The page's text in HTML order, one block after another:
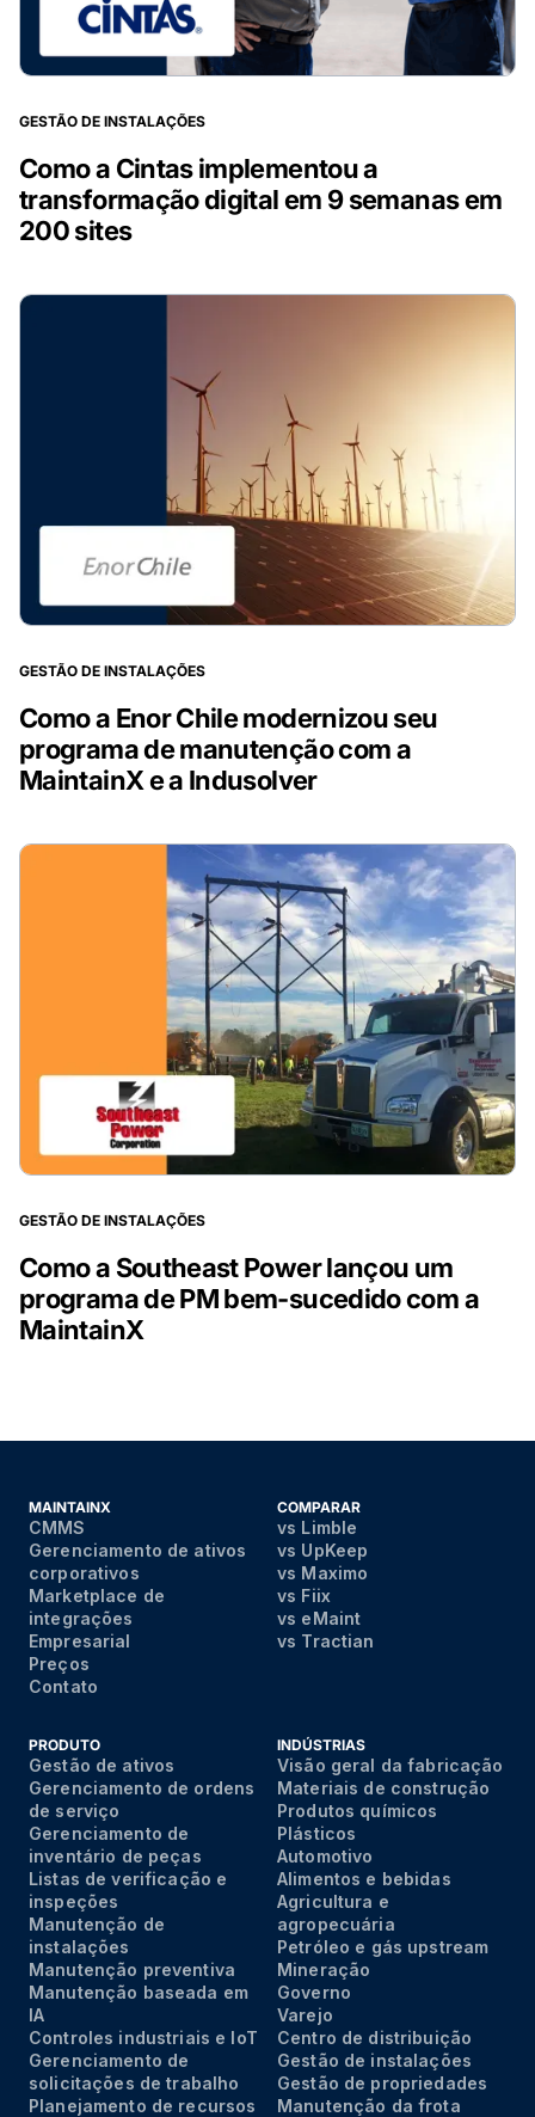
GESTÃO DE INSTALAÇÕES
Como a Cintas implementou a
transformação digital em 9 semanas em
200 sites
GESTÃO DE INSTALAÇÕES
Como a Enor Chile modernizou seu
programa de manutenção com a
MaintainX e a Indusolver
GESTÃO DE INSTALAÇÕES
Como a Southeast Power lançou um
programa de PM bem-sucedido com a
MaintainX
MAINTAINX
CMMS
Gerenciamento de ativos
corporativos
Marketplace de
integrações
Empresarial
Preços
Contato
COMPARAR
vs Limble
vs UpKeep
vs Maximo
vs Fiix
vs eMaint
vs Tractian
PRODUTO
Gestão de ativos
Gerenciamento de ordens
de serviço
Gerenciamento de
inventário de peças
Listas de verificação e
inspeções
Manutenção de
instalações
Manutenção preventiva
Manutenção baseada em
IA
Controles industriais e IoT
Gerenciamento de
solicitações de trabalho
Planejamento de recursos
INDÚSTRIAS
Visão geral da fabricação
Materiais de construção
Produtos químicos
Plásticos
Automotivo
Alimentos e bebidas
Agricultura e
agropecuária
Petróleo e gás upstream
Mineração
Governo
Varejo
Centro de distribuição
Gestão de instalações
Gestão de propriedades
Manutenção da frota